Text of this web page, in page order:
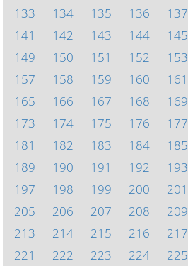
133
134 135 136 137
141
142 143 144 145
149
150 151 152 153
157
158 159 160 161
165
166 167 168 169
173
174 175 176 177
181
182 183 184 185
189
190 191 192 193
197
198 199 200 201
205
206 207 208 209
213
214 215 216 217
221
222 223 224 225